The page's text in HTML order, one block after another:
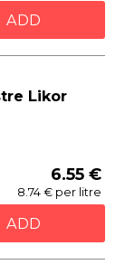
ADD
Likor
6.55 €
8.74 € per litre
ADD